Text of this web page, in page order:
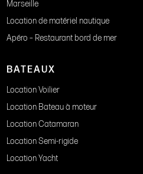
Marseille
Location de matériel nautique
Apéro – Restaurant bord de mer
BATEAUX
Location Voilier
Location Bateau à moteur
Location Catamaran
Location Semi-rigide
Location Yacht